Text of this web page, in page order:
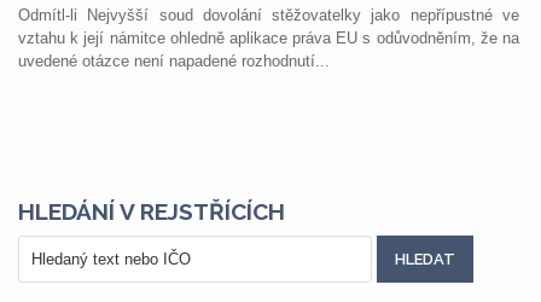
Odmítl-li Nejvyšší soud dovolání stěžovatelky jako nepřípustné ve
vztahu k její námitce ohledně aplikace práva EU s odůvodněním, že na
uvedené otázce není napadené rozhodnutí...
HLEDÁNÍ V REJSTŘÍCÍCH